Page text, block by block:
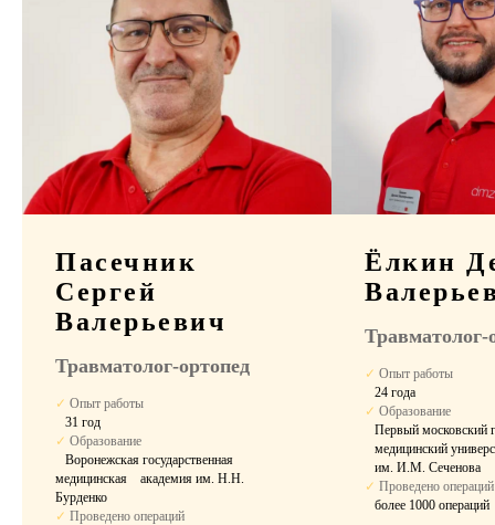
Пасечник
Сергей
Валерьевич
Травматолог-ортопед
✓ Опыт работы
⠀31 год
✓ Образование
⠀Воронежская государственная
медицинская ⠀академия им. Н.Н.
Бурденко
✓ Проведено операций
Ёлкин
Травматолог-
✓ Опыт работы
⠀24 года
✓ Образование
⠀Первый московский
⠀медицинский
⠀им. И.М. Сеченова
✓ Проведено операций
более 1000 операций
Послеоперационное
наблюдение
Пребывание в
стационаре
Замена изношенного
протеза
Комфортное размещение в период
восстановления после операции.
Выбор палаты